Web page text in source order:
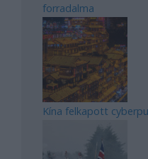
forradalma
Kína felkapott